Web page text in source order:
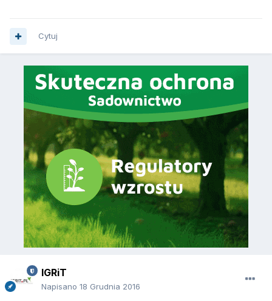
Cytuj
IGRiT
Napisano 18 Grudnia 2016